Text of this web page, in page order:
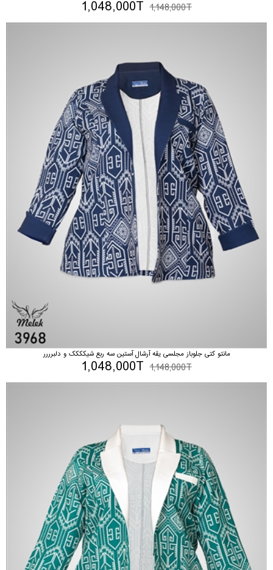
1,148,000T
1,048,000T
مانتو کتی جلوباز مجلسی یقه آرشال آستین سه ربع شیکککک و دلبرررر
1,148,000T
1,048,000T